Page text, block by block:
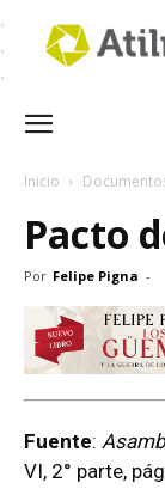
Inicio
Pacto
Por Felipe Pigna -
Fuente:
VI, 2° parte,